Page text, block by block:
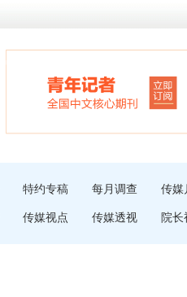
特约专稿 每月调查 传媒
传媒视点 传媒透视 院长